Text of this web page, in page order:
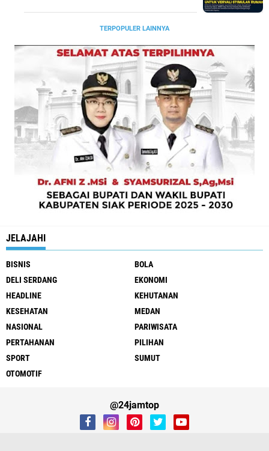
TERPOPULER LAINNYA
JELAJAHI
BISNIS
BOLA
DELI SERDANG
EKONOMI
HEADLINE
KEHUTANAN
KESEHATAN
MEDAN
NASIONAL
PARIWISATA
PERTAHANAN
PILIHAN
SPORT
SUMUT
OTOMOTIF
@24jamtop